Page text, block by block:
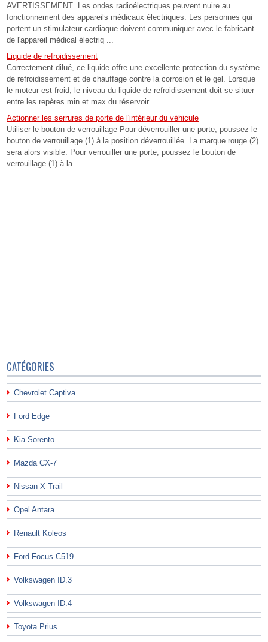
AVERTISSEMENT Les ondes radioélectriques peuvent nuire au
fonctionnement des appareils médicaux électriques. Les personnes qui
portent un stimulateur cardiaque doivent communiquer avec le fabricant
de l'appareil médical électriq ...
Liquide de refroidissement
Correctement dilué, ce liquide offre une excellente protection du système
de refroidissement et de chauffage contre la corrosion et le gel. Lorsque
le moteur est froid, le niveau du liquide de refroidissement doit se situer
entre les repères min et max du réservoir ...
Actionner les serrures de porte de l'intérieur du véhicule
Utiliser le bouton de verrouillage Pour déverrouiller une porte, poussez le
bouton de verrouillage (1) à la position déverrouillée. La marque rouge (2)
sera alors visible. Pour verrouiller une porte, poussez le bouton de
verrouillage (1) à la ...
CATÉGORIES
Chevrolet Captiva
Ford Edge
Kia Sorento
Mazda CX-7
Nissan X-Trail
Opel Antara
Renault Koleos
Ford Focus C519
Volkswagen ID.3
Volkswagen ID.4
Toyota Prius